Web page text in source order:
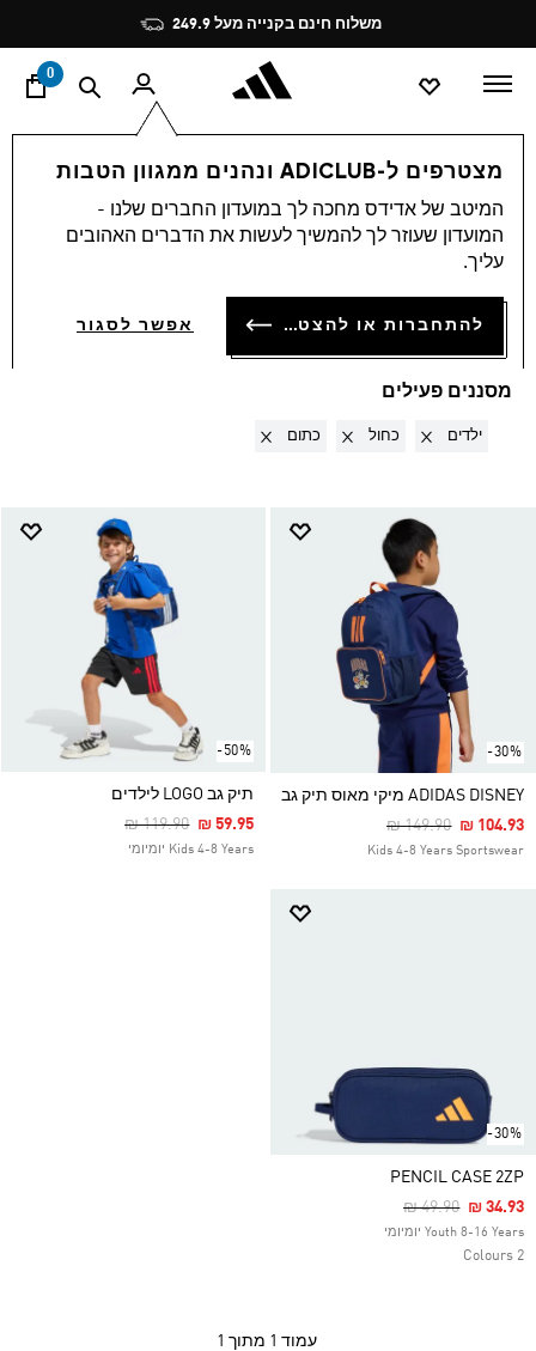
Pause
promotion
rotation
משלוח חינם בקנייה מעל 249.9
0
מצטרפים ל-ADICLUB ונהנים ממגוון הטבות
המיטב של אדידס מחכה לך במועדון החברים שלנו -
המועדון שעוזר לך להמשיך לעשות את הדברים האהובים
עליך.
להתחברות או להצטרפות אפשר לסגור
ילדים · כחול + כתום·
ACCESSORIES
(3)
סינון ומיון הגדלת התמונות
מסננים פעילים
ילדים Remove filter Currently Refined by מגדר: ילדים
כחול Remove filter Currently Refined by צבעים: כחול
כתום Remove filter Currently Refined by צבעים: כתום
-30%
ADIDAS DISNEY מיקי מאוס תיק גב
Price Reduced From
₪ 149.90To₪ 104.93
Kids 4-8 Years Sportswear
-50%
תיק גב LOGO לילדים
Price Reduced From
₪ 119.90To₪ 59.95
Kids 4-8 Years יומיומי
-30%
PENCIL CASE 2ZP
Price Reduced
₪ 49.90To₪ 34.93
Youth 8-16 Years יומיומי
2 Colours
עמוד 1 מתוך 1